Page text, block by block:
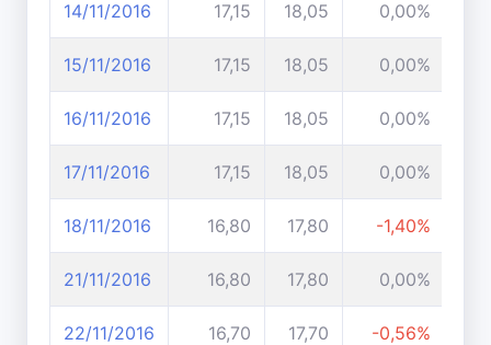
14/11/2016 17,15 18,05 0,00%
15/11/2016 17,15 18,05 0,00%
16/11/2016 17,15 18,05 0,00%
17/11/2016 17,15 18,05 0,00%
18/11/2016 16,80 17,80 -1,40%
21/11/2016 16,80 17,80 0,00%
22/11/2016 16,70 17,70 -0,56%